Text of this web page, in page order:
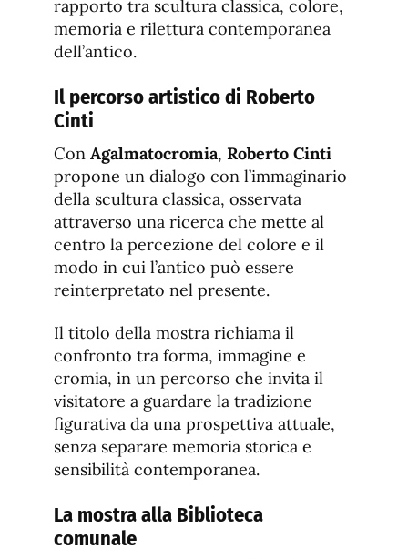
rapporto tra scultura classica, colore,
memoria e rilettura contemporanea
dell’antico.
Il percorso artistico di Roberto
Cinti
Con Agalmatocromia, Roberto Cinti
propone un dialogo con l’immaginario
della scultura classica, osservata
attraverso una ricerca che mette al
centro la percezione del colore e il
modo in cui l’antico può essere
reinterpretato nel presente.
Il titolo della mostra richiama il
confronto tra forma, immagine e
cromia, in un percorso che invita il
visitatore a guardare la tradizione
figurativa da una prospettiva attuale,
senza separare memoria storica e
sensibilità contemporanea.
La mostra alla Biblioteca
comunale